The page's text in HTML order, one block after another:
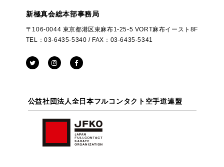
新極真会総本部事務局
〒106-0044 東京都港区東麻布1-25-5 VORT麻布イースト8F
TEL：03-6435-5340 / FAX：03-6435-5341
公益社団法人全日本フルコンタクト空手道連盟